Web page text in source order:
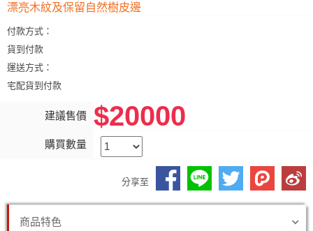
漂亮木紋及保留自然樹皮邊
付款方式：
貨到付款
運送方式：
宅配貨到付款
建議售價 $20000
購買數量
分享至
商品特色